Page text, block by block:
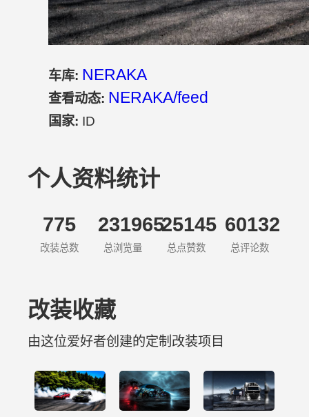
车库: NERAKA
查看动态: NERAKA/feed
国家: ID
个人资料统计
775
改装总数
231965
总浏览量
25145
总点赞数
60132
总评论数
改装收藏
由这位爱好者创建的定制改装项目